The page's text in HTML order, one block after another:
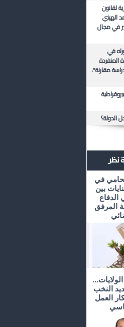
لقانون
الهيني
في مجال
في
المنفردة
مقارنة"،
الدولة؟
في
بين
الدفاع
المرفق
النخب
العمل